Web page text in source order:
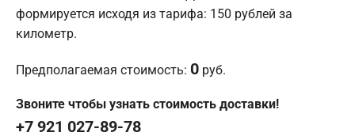
формируется исходя из тарифа: 150 рублей за
километр.
Предполагаемая стоимость: 0 руб.
Звоните чтобы узнать стоимость доставки!
+7 921 027-89-78